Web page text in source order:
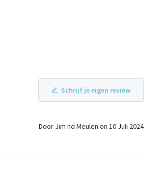
Schrijf je eigen review
Door Jim nd Meulen on 10 Juli 2024